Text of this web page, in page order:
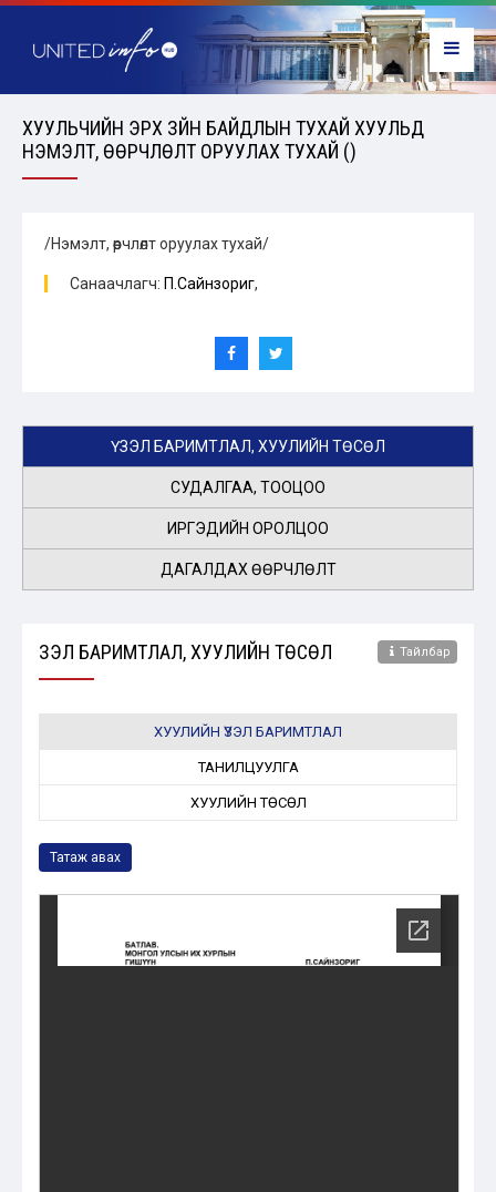
ХУУЛЬЧИЙН ЭРХ ЗҮЙН БАЙДЛЫН ТУХАЙ ХУУЛЬД
НЭМЭЛТ, ӨӨРЧЛӨЛТ ОРУУЛАХ ТУХАЙ ()
/Нэмэлт, өөрчлөлт оруулах тухай/
Санаачлагч: П.Сайнзориг,
ҮЗЭЛ БАРИМТЛАЛ, ХУУЛИЙН ТӨСӨЛ
СУДАЛГАА, ТООЦОО
ИРГЭДИЙН ОРОЛЦОО
ДАГАЛДАХ ӨӨРЧЛӨЛТ
ҮЗЭЛ БАРИМТЛАЛ, ХУУЛИЙН ТӨСӨЛ Тайлбар
ХУУЛИЙН ҮЗЭЛ БАРИМТЛАЛ
ТАНИЛЦУУЛГА
ХУУЛИЙН ТӨСӨЛ
Татаж авах